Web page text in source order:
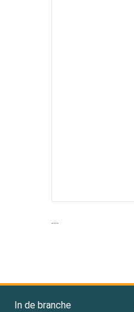
....
In de branche